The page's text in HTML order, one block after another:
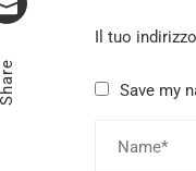
Il tuo
Save my